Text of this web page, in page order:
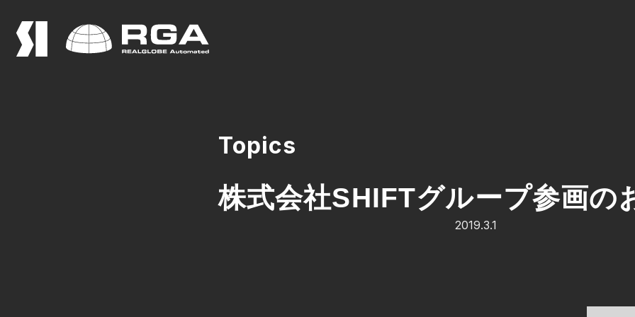
Topics
株式会社SHIFTグループ参画の
2019.3.1